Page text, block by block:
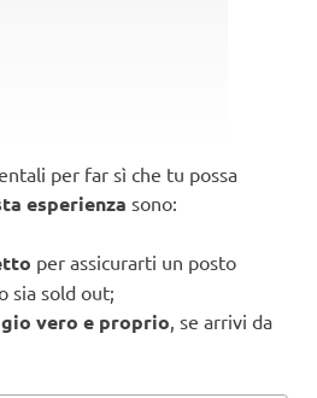
per far sì che tu possa
esperienza sono:
per assicurarti un posto
sia sold out;
vero e proprio , se arrivi da